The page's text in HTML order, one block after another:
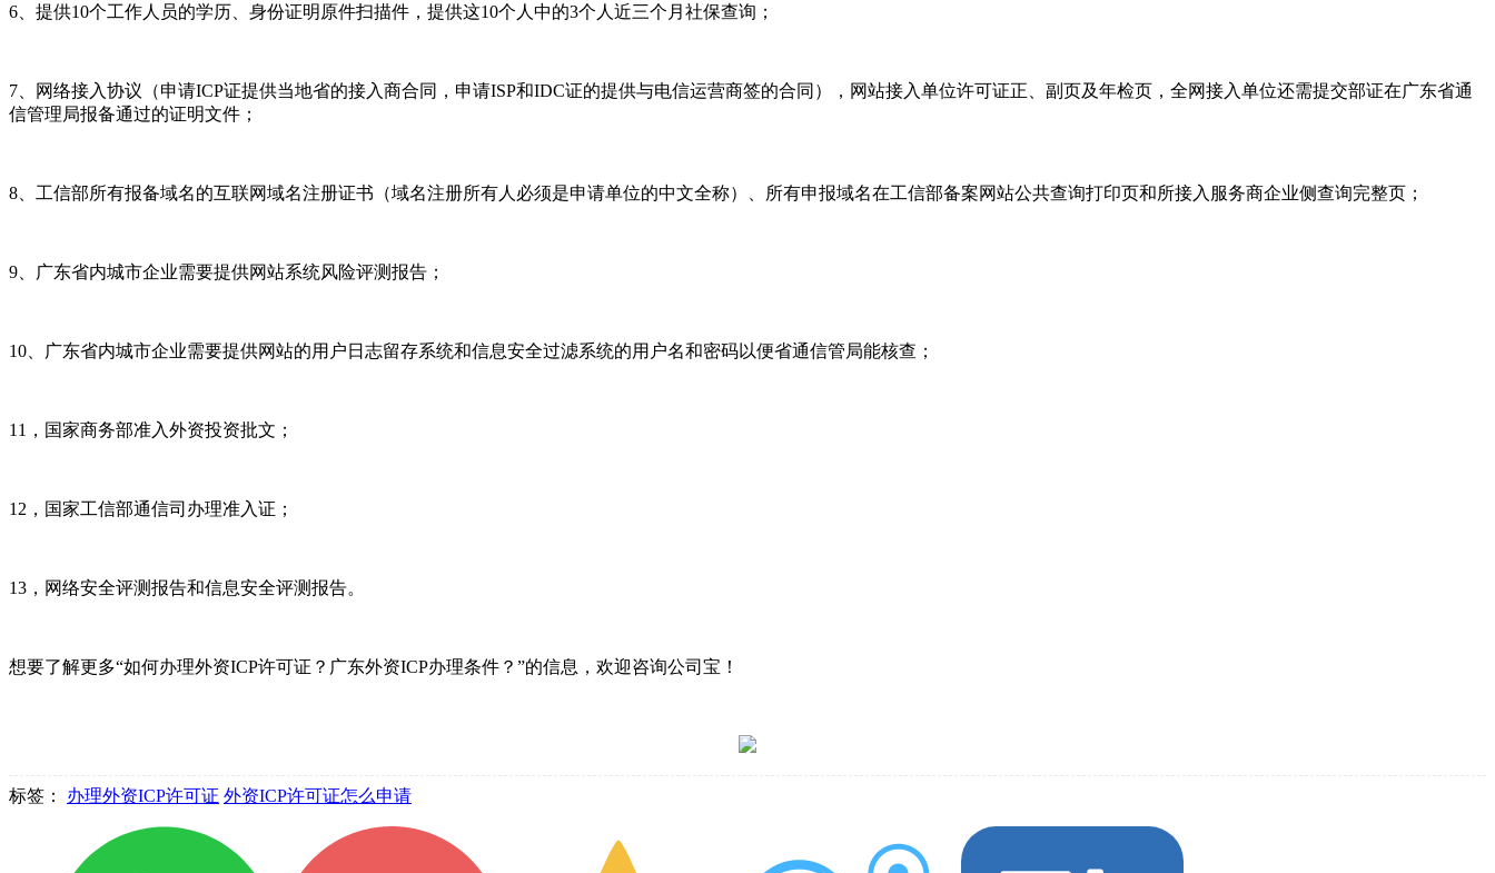
6、提供10个工作人员的学历、身份证明原件扫描件，提供这10个人中的3个人近三个月社保查询；
7、网络接入协议（申请ICP证提供当地省的接入商合同，申请ISP和IDC证的提供与电信运营商签的合同），网站接入单位许可证正、副页及年检页，全网接入单位还需提交部证在广东省通
信管理局报备通过的证明文件；
8、工信部所有报备域名的互联网域名注册证书（域名注册所有人必须是申请单位的中文全称）、所有申报域名在工信部备案网站公共查询打印页和所接入服务商企业侧查询完整页；
9、广东省内城市企业需要提供网站系统风险评测报告；
10、广东省内城市企业需要提供网站的用户日志留存系统和信息安全过滤系统的用户名和密码以便省通信管局能核查；
11，国家商务部准入外资投资批文；
12，国家工信部通信司办理准入证；
13，网络安全评测报告和信息安全评测报告。
想要了解更多“如何办理外资ICP许可证？广东外资ICP办理条件？”的信息，欢迎咨询公司宝！
标签： 办理外资ICP许可证 外资ICP许可证怎么申请